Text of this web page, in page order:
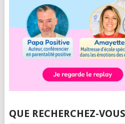
QUE RECHERCHEZ-